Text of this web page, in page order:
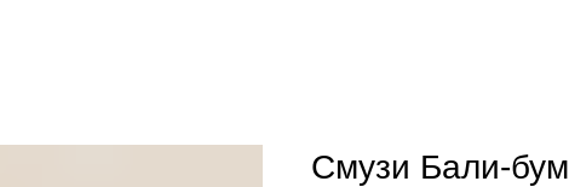
Смузи Бали-бум